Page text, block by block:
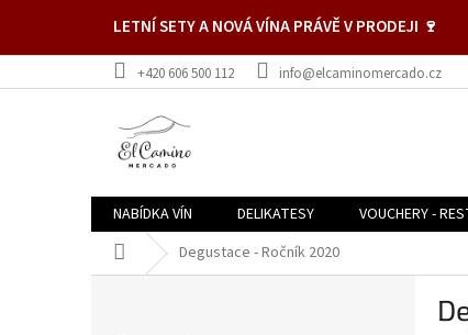
obsah
LETNÍ SETY A NOVÁ VÍNA PRÁVĚ V PRODEJI 🍷
+420 606 500 112 info@elcaminomercado.cz
NABÍDKA VÍN DELIKATESY VOUCHERY -
Domů Degustace - Ročník 2020